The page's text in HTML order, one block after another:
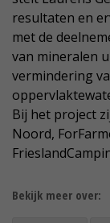
resultaten en
met de
van mineralen
vermindering
Bij het project
Noord,
Bekijk meer over: